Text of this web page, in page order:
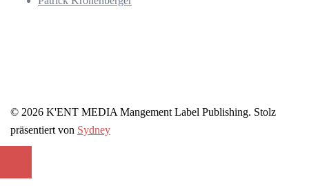
© 2026 K'ENT MEDIA Mangement Label Publishing. Stolz
präsentiert von Sydney